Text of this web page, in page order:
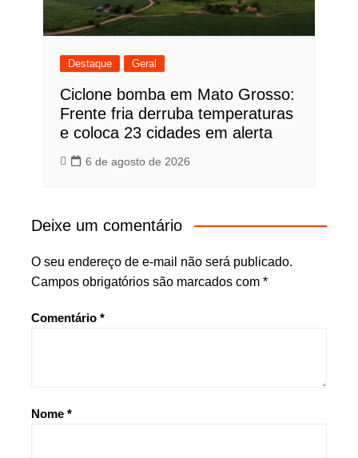
Destaque Geral
Ciclone bomba em Mato Grosso:
Frente fria derruba temperaturas
e coloca 23 cidades em alerta
6 de agosto de 2026
Deixe um comentário
O seu endereço de e-mail não será publicado.
Campos obrigatórios são marcados com *
Comentário *
Nome *